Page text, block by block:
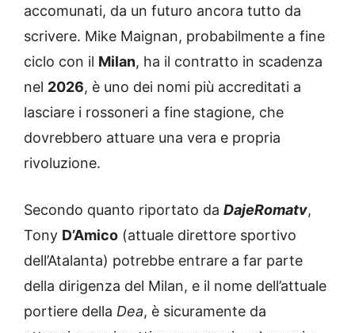
accomunati, da un futuro ancora tutto da
scrivere. Mike Maignan, probabilmente a fine
ciclo con il Milan, ha il contratto in scadenza
nel 2026, è uno dei nomi più accreditati a
lasciare i rossoneri a fine stagione, che
dovrebbero attuare una vera e propria
rivoluzione.
Secondo quanto riportato da DajeRomatv,
Tony D’Amico (attuale direttore sportivo
dell’Atalanta) potrebbe entrare a far parte
della dirigenza del Milan, e il nome dell’attuale
portiere della Dea, è sicuramente da